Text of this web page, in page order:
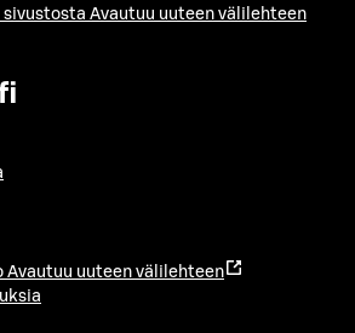
Avautuu uuteen välilehteen
Avautuu uuteen välilehteen